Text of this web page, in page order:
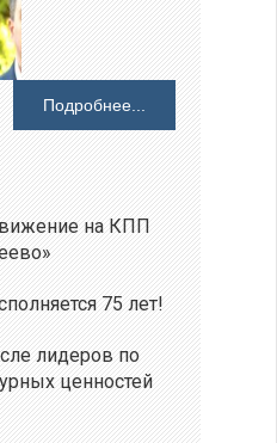
Подробнее...
на КПП
75 лет!
лидеров по
ценностей